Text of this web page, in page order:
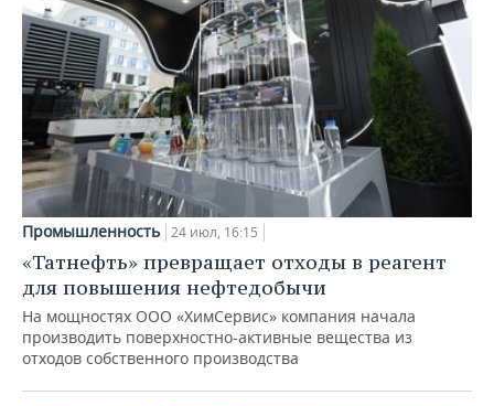
Промышленность 24 июл, 16:15
«Татнефть» превращает отходы в реагент
для повышения нефтедобычи
На мощностях ООО «ХимСервис» компания начала
производить поверхностно-активные вещества из
отходов собственного производства